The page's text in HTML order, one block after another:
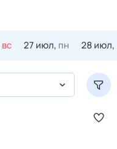
вс 27 июл, пн 28 июл,